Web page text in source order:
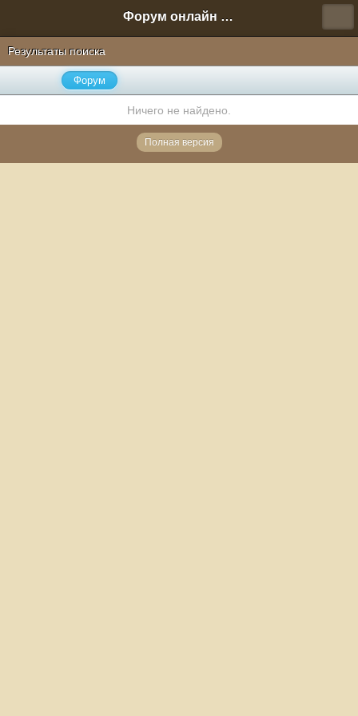
Форум онлайн игры "Новая Эра" (Нюра Биз)
Результаты поиска
Форум
Ничего не найдено.
Полная версия